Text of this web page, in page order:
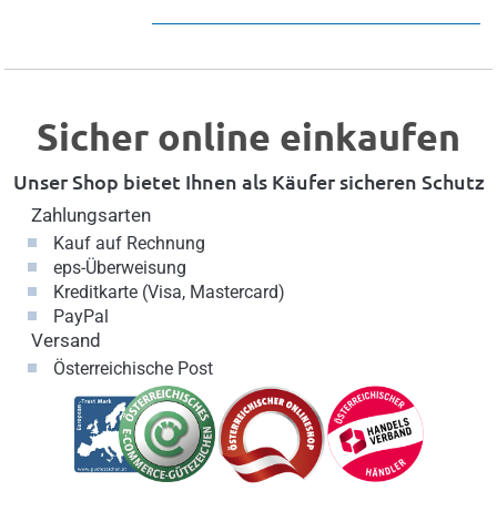
Sicher online einkaufen
Unser Shop bietet Ihnen als Käufer sicheren Schutz
Zahlungsarten
Kauf auf Rechnung
eps-Überweisung
Kreditkarte (Visa, Mastercard)
PayPal
Versand
Österreichische Post